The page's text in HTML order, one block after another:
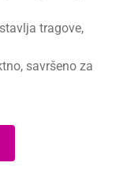
tragove,
savršeno za